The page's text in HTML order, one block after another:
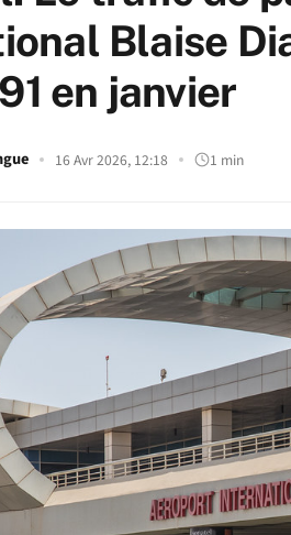
Blaise
en janvier
16 Avr 2026, 12:18 1 min